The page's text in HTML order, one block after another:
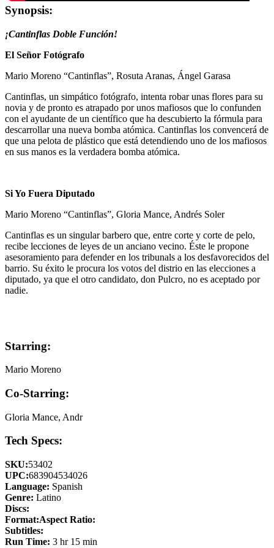
Synopsis:
¡Cantinflas Doble Función!
El Señor Fotógrafo
Mario Moreno “Cantinflas”, Rosuta Aranas, Ángel Garasa
Cantinflas, un simpático fotógrafo, intenta robar unas flores para su
novia y de pronto es atrapado por unos mafiosos que lo confunden
con el ayudante de un científico que ha descubierto la fórmula para
descarrollar una nueva bomba atómica. Cantinflas los convencerá de
que una pelota de plástico que está detendiendo uno de los mafiosos
en sus manos es la verdadera bomba atómica.
Si Yo Fuera Diputado
Mario Moreno “Cantinflas”, Gloria Mance, Andrés Soler
Cantinflas es un singular barbero que, entre corte y corte de pelo,
recibe lecciones de leyes de un anciano vecino. Éste le propone
asesoramiento para defender en los tribunals a los desfavorecidos del
barrio. Su éxito le procura los votos del distrio en las elecciones a
diputado, ya que el otro candidato, don Pulcro, no es aceptado por
nadie.
Starring:
Mario Moreno
Co-Starring:
Gloria Mance, Andr
Tech Specs:
SKU:53402
UPC:683904534026
Language: Spanish
Genre: Latino
Discs:
Format:Aspect Ratio:
Subtitles:
Run Time: 3 hr 15 min